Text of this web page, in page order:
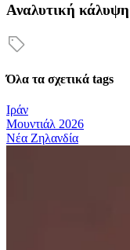
Αναλυτική κάλυψη
Όλα τα σχετικά tags
Ιράν
Μουντιάλ 2026
Νέα Ζηλανδία